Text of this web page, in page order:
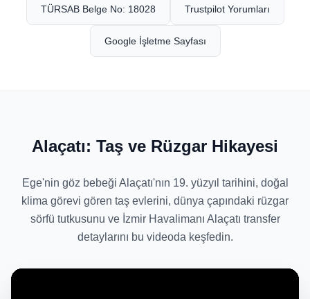
TÜRSAB Belge No: 18028 Trustpilot Yorumları
Google İşletme Sayfası
Alaçatı: Taş ve Rüzgar Hikayesi
Ege'nin göz bebeği Alaçatı'nın 19. yüzyıl tarihini, doğal
klima görevi gören taş evlerini, dünya çapındaki rüzgar
sörfü tutkusunu ve İzmir Havalimanı Alaçatı transfer
detaylarını bu videoda keşfedin.